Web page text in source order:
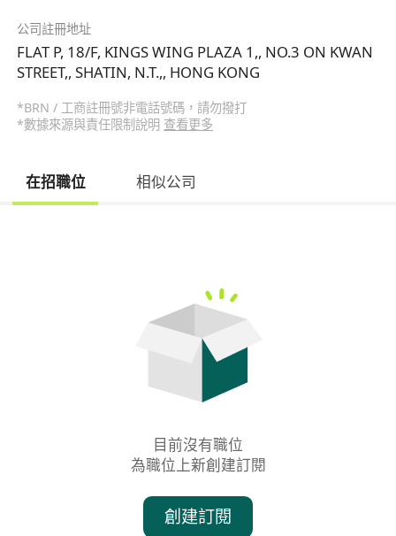
公司註冊地址
FLAT P, 18/F, KINGS WING PLAZA 1,, NO.3 ON KWAN
STREET,, SHATIN, N.T.,, HONG KONG
*BRN / 工商註冊號非電話號碼，請勿撥打
*數據來源與責任限制說明 查看更多
在招職位 相似公司
目前沒有職位
為職位上新創建訂閱
創建訂閱